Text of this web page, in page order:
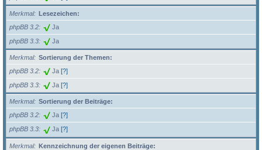
Merkmal
Lesezeichen:
phpBB 3.2
Ja
phpBB 3.3 Ja
Merkmal
Sortierung der Themen:
phpBB 3.2
Ja [?]
phpBB 3.3 Ja [?]
Merkmal
Sortierung der Beiträge:
phpBB 3.2
Ja [?]
phpBB 3.3 Ja [?]
Merkmal
Kennzeichnung der eigenen Beiträge: